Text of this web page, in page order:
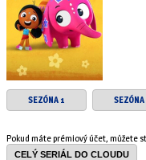
SEZÓNA 1 SEZÓNA
Pokud máte prémiový účet, můžete
CELÝ SERIÁL DO CLOUDU